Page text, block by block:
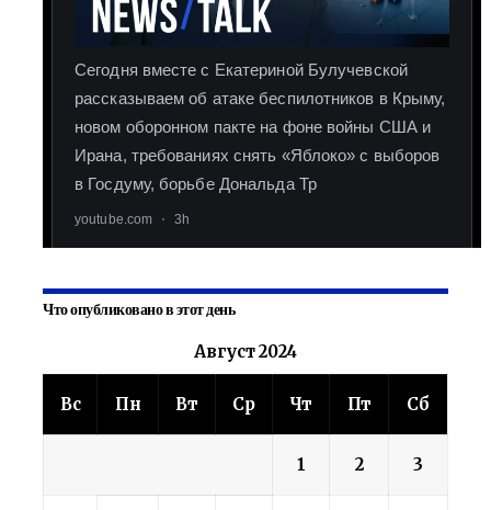
Что опубликовано в этот день
Август 2024
Вс Пн Вт Ср Чт Пт Сб
1 2 3